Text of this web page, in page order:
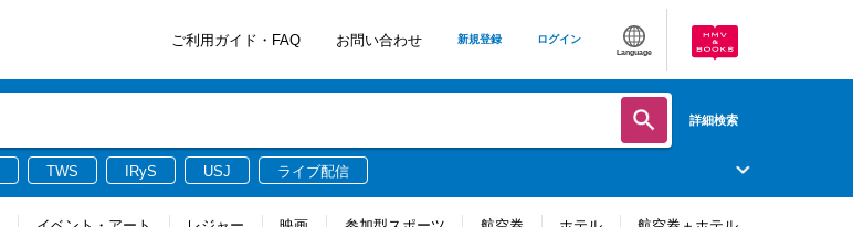
ご利用ガイド・FAQ お問い合わせ 新規登録 ログイン
Language
詳細検索
TWS IRyS USJ ライブ配信